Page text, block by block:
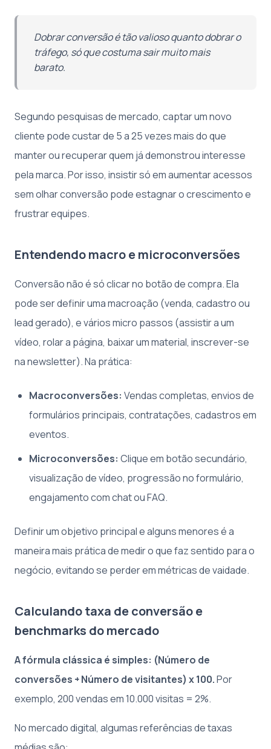
Dobrar conversão é tão valioso quanto dobrar o
tráfego, só que costuma sair muito mais
barato.
Segundo pesquisas de mercado, captar um novo
cliente pode custar de 5 a 25 vezes mais do que
manter ou recuperar quem já demonstrou interesse
pela marca. Por isso, insistir só em aumentar acessos
sem olhar conversão pode estagnar o crescimento e
frustrar equipes.
Entendendo macro e microconversões
Conversão não é só clicar no botão de compra. Ela
pode ser definir uma macroação (venda, cadastro ou
lead gerado), e vários micro passos (assistir a um
vídeo, rolar a página, baixar um material, inscrever-se
na newsletter). Na prática:
Macroconversões: Vendas completas, envios de
formulários principais, contratações, cadastros em
eventos.
Microconversões: Clique em botão secundário,
visualização de vídeo, progressão no formulário,
engajamento com chat ou FAQ.
Definir um objetivo principal e alguns menores é a
maneira mais prática de medir o que faz sentido para o
negócio, evitando se perder em métricas de vaidade.
Calculando taxa de conversão e
benchmarks do mercado
A fórmula clássica é simples: (Número de
conversões ÷ Número de visitantes) x 100.Por
exemplo, 200 vendas em 10.000 visitas = 2%.
No mercado digital, algumas referências de taxas